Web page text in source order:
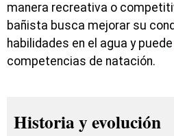
manera recreativa o
bañista busca mejorar su
habilidades en el agua y puede
competencias de natación.
Historia y evolución